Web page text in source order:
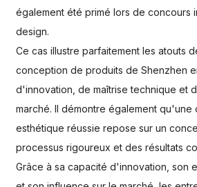
également été primé lors de concours
design.
Ce cas illustre parfaitement les atouts
conception de produits de Shenzhen
d'innovation, de maîtrise technique et
marché. Il démontre également qu'une
esthétique réussie repose sur un
processus rigoureux et des résultats
Grâce à sa capacité d'innovation, son